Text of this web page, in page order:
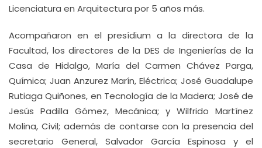
Licenciatura en Arquitectura por 5 años más.
Acompañaron en el presídium a la directora de la
Facultad, los directores de la DES de Ingenierías de la
Casa de Hidalgo, María del Carmen Chávez Parga,
Química; Juan Anzurez Marín, Eléctrica; José Guadalupe
Rutiaga Quiñones, en Tecnología de la Madera; José de
Jesús Padilla Gómez, Mecánica; y Wilfrido Martínez
Molina, Civil; además de contarse con la presencia del
secretario General, Salvador García Espinosa y el